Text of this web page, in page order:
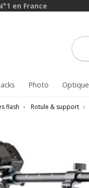
en France
Photo Optique
flash › Rotule & support ›